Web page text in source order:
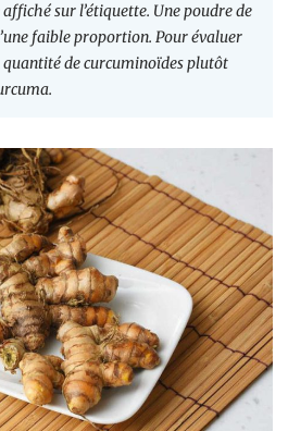
sur l’étiquette. Une poudre de
faible proportion. Pour évaluer
de curcuminoïdes plutôt